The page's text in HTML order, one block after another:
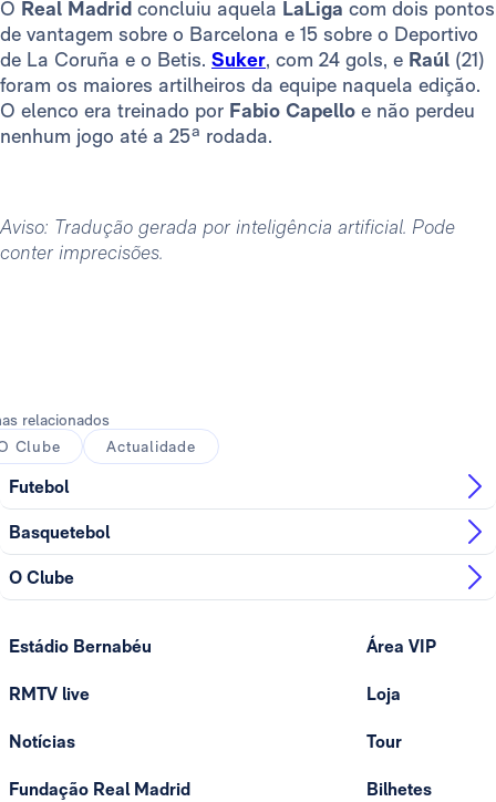
O Real Madrid concluiu aquela LaLiga com dois pontos
de vantagem sobre o Barcelona e 15 sobre o Deportivo
de La Coruña e o Betis. Suker, com 24 gols, e Raúl (21)
foram os maiores artilheiros da equipe naquela edição.
O elenco era treinado por Fabio Capello e não perdeu
nenhum jogo até a 25ª rodada.
Aviso: Tradução gerada por inteligência artificial. Pode
conter imprecisões.
relacionados
Clube
Actualidade
Futebol
Basquetebol
O Clube
Estádio Bernabéu
RMTV live
Notícias
Fundação Real Madrid
Área VIP
Loja
Tour
Bilhetes